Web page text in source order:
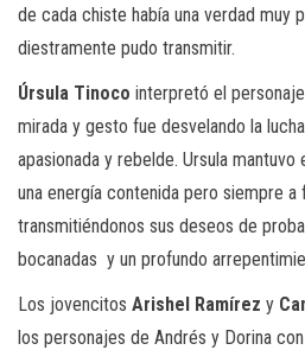
de cada chiste había una verdad muy
diestramente pudo transmitir.
Úrsula Tinoco interpretó el
mirada y gesto fue desvelando la
apasionada y rebelde. Ursula
una energía contenida pero siempre a
transmitiéndonos sus deseos de
bocanadas y un profundo
Los jovencitos Arishel Ramírez y
los personajes de Andrés y Dorina